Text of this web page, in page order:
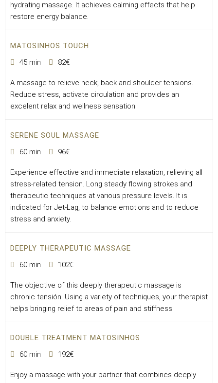
hydrating massage. It achieves calming effects that help
restore energy balance.
MATOSINHOS TOUCH
45 min
82€
A massage to relieve neck, back and shoulder tensions.
Reduce stress, activate circulation and provides an
excelent relax and wellness sensation.
SERENE SOUL MASSAGE
60 min
96€
Experience effective and immediate relaxation, relieving all
stress-related tension. Long steady flowing strokes and
therapeutic techniques at various pressure levels. It is
indicated for Jet-Lag, to balance emotions and to reduce
stress and anxiety.
DEEPLY THERAPEUTIC MASSAGE
60 min
102€
The objective of this deeply therapeutic massage is
chronic tensión. Using a variety of techniques, your therapist
helps bringing relief to areas of pain and stiffness.
DOUBLE TREATMENT MATOSINHOS
60 min
192€
Enjoy a massage with your partner that combines deeply